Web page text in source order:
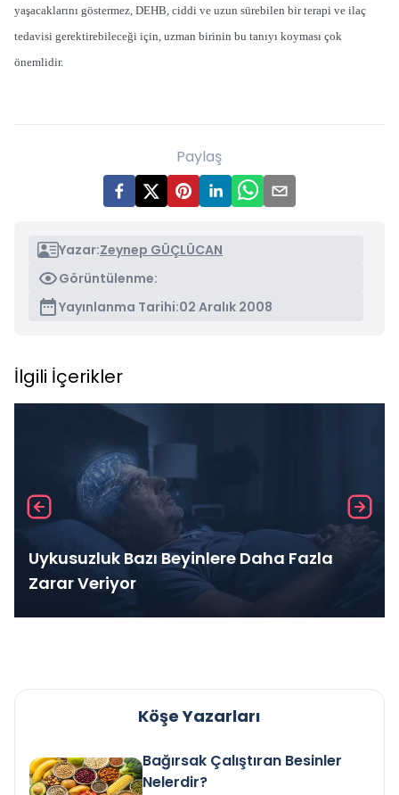
yaşacaklarını göstermez, DEHB, ciddi ve uzun sürebilen bir terapi ve ilaç
tedavisi gerektirebileceği için, uzman birinin bu tanıyı koyması çok
önemlidir.
Paylaş
Yazar:Zeynep GÜÇLÜCAN
Görüntülenme:
Yayınlanma Tarihi:02 Aralık 2008
İlgili İçerikler
Uykusuzluk Bazı Beyinlere Daha Fazla
Zarar Veriyor
Köşe Yazarları
Bağırsak Çalıştıran Besinler
Nelerdir?